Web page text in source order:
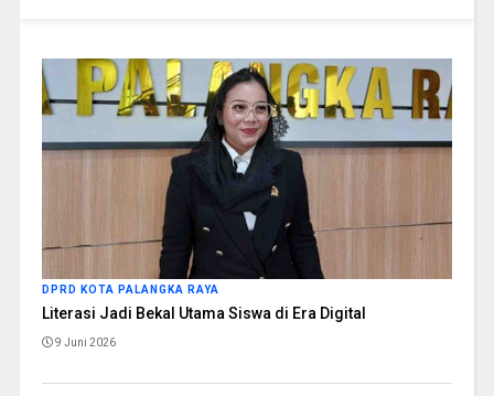
DPRD KOTA PALANGKA RAYA
Literasi Jadi Bekal Utama Siswa di Era Digital
9 Juni 2026